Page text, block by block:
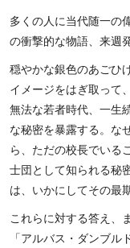
多くの人に当代随一の
の衝撃的な物語、来週発
穏やかな銀色のあごひ
イメージをはぎ取って
無法な若者時代、一生
な秘密を暴露する。な
ら、ただの校長でい
士団として知られる秘
は、いかにしてその最
これらに対する答え、
「アルバス・ダンブ